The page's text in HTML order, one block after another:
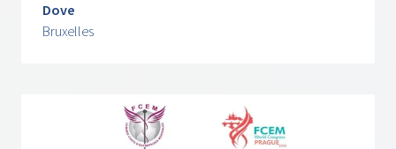
Dove
Bruxelles